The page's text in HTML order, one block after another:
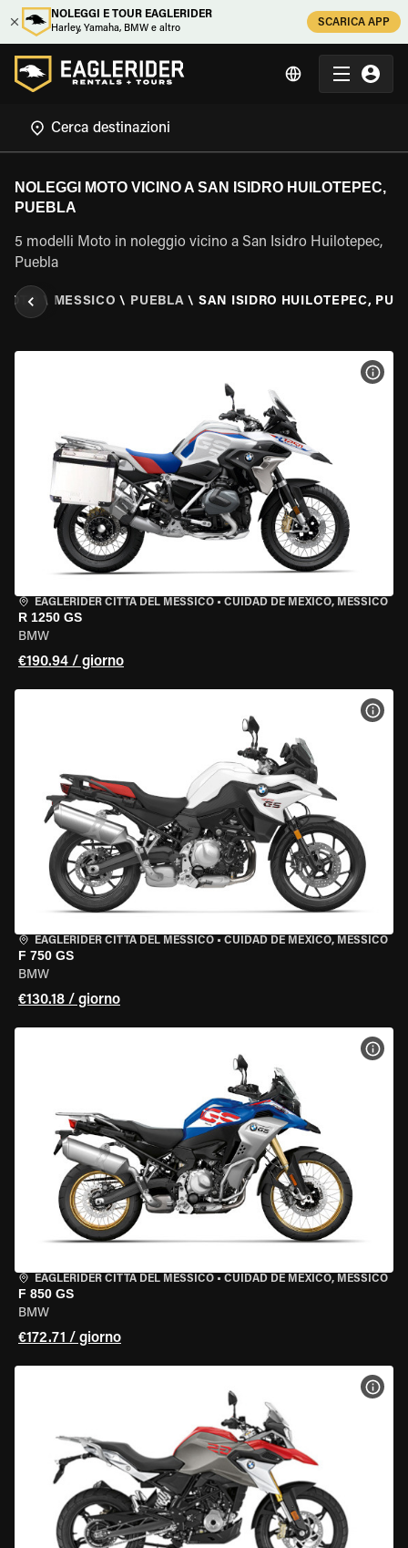
NOLEGGI E TOUR EAGLERIDER
Harley, Yamaha, BMW e altro
SCARICA APP
NOLEGGI MOTO VICINO A SAN ISIDRO HUILOTEPEC,
PUEBLA
5 modelli Moto in noleggio vicino a San Isidro Huilotepec,
Puebla
\ MESSICO \ PUEBLA \ SAN ISIDRO HUILOTEPEC,
EAGLERIDER CITTÀ DEL MESSICO • CUIDAD DE MEXICO, MESSICO
R 1250 GS
BMW
€190.94 / giorno
EAGLERIDER CITTÀ DEL MESSICO • CUIDAD DE MEXICO, MESSICO
F 750 GS
BMW
€130.18 / giorno
EAGLERIDER CITTÀ DEL MESSICO • CUIDAD DE MEXICO, MESSICO
F 850 GS
BMW
€172.71 / giorno